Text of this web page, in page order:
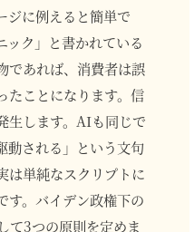
ジに例えると簡単で
ック」と書かれている
であれば、消費者は誤
たことになります。信
生します。AIも同じで
動される」という文句
は単純なスクリプトに
す。バイデン政権下の
て3つの原則を定めま